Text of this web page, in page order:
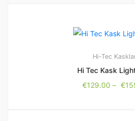
Hi-Tec
Hi Tec Kask
€129.00 – €